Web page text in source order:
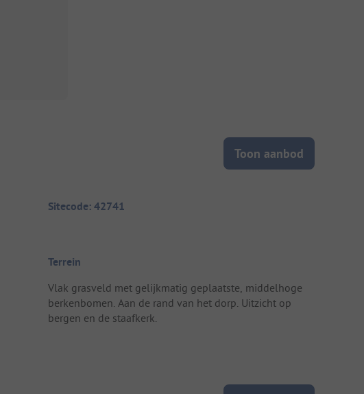
Toon aanbod
Sitecode: 42741
Terrein
Vlak grasveld met gelijkmatig geplaatste, middelhoge
berkenbomen. Aan de rand van het dorp. Uitzicht op
bergen en de staafkerk.